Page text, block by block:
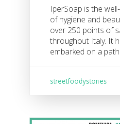
IperSoap is the
of hygiene and
over 250 points of
throughout Italy. It
embarked on a
streetfoodystories